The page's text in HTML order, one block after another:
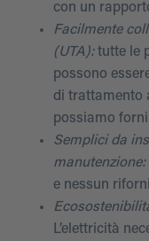
con un
Facilmente
(UTA):tutte le
possono
di trattamento
possiamo
Semplici da
manutenzione:
e nessun
L’elettricità